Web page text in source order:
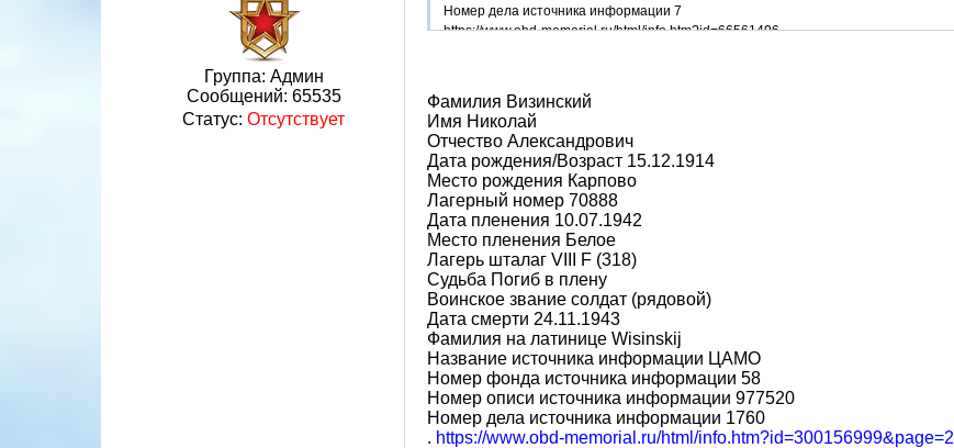
Группа: Админ
Сообщений: 65535
Статус: Отсутствует
Номер дела источника информации 7
https://www.obd-memorial.ru/html/info.htm?id=66561496
Фамилия Визинский
Имя Николай
Отчество Александрович
Дата рождения/Возраст 15.12.1914
Место рождения Карповo
Лагерный номер 70888
Дата пленения 10.07.1942
Место пленения Белое
Лагерь шталаг VIII F (318)
Судьба Погиб в плену
Воинское звание солдат (рядовой)
Дата смерти 24.11.1943
Фамилия на латинице Wisinskij
Название источника информации ЦАМО
Номер фонда источника информации 58
Номер описи источника информации 977520
Номер дела источника информации 1760
. https://www.obd-memorial.ru/html/info.htm?id=300156999&page=2